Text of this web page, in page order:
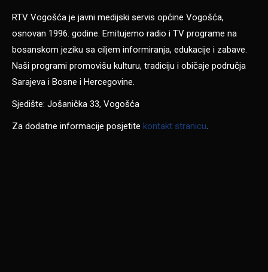
RTV Vogošća je javni medijski servis općine Vogošća,
osnovan 1996. godine. Emitujemo radio i TV programe na
bosanskom jeziku sa ciljem informiranja, edukacije i zabave.
Naši programi promovišu kulturu, tradiciju i običaje područja
Sarajeva i Bosne i Hercegovine.
Sjedište: Jošanička 33, Vogošća
Za dodatne informacije posjetite kontakt stranicu.